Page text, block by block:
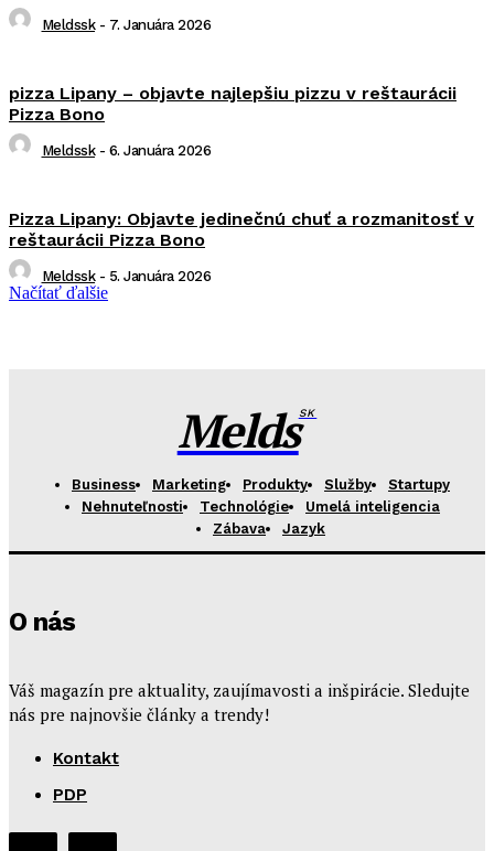
Meldssk - 7. Januára 2026
pizza Lipany – objavte najlepšiu pizzu v reštaurácii
Pizza Bono
Meldssk - 6. Januára 2026
Pizza Lipany: Objavte jedinečnú chuť a rozmanitosť v
reštaurácii Pizza Bono
Meldssk - 5. Januára 2026
Načítať ďalšie
MeldsSK
Business Marketing Produkty Služby
Startupy
Nehnuteľnosti
Technológie
Umelá inteligencia
Zábava
Jazyk
O nás
Váš magazín pre aktuality, zaujímavosti a inšpirácie. Sledujte
nás pre najnovšie články a trendy!
Kontakt
PDP